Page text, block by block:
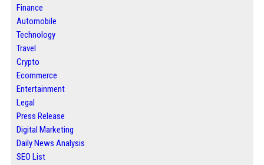
Finance
Automobile
Technology
Travel
Crypto
Ecommerce
Entertainment
Legal
Press Release
Digital Marketing
Daily News Analysis
SEO List